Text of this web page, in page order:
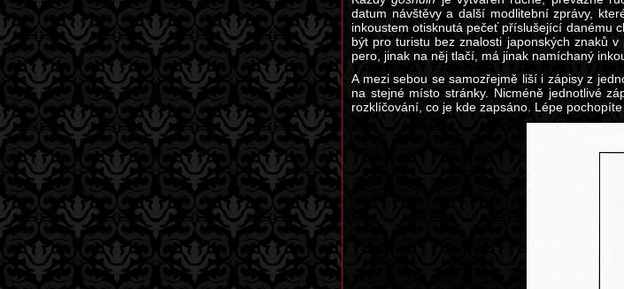
datum návštěvy a další modlitební zprávy,
inkoustem otisknutá pečeť příslušející danému
být pro turistu bez znalosti japonských znaků
pero, jinak na něj tlačí, má jinak namíchaný
A mezi sebou se samozřejmě liší i zápisy z
na stejné místo stránky. Nicméně jednotlivé
rozklíčování, co je kde zapsáno. Lépe